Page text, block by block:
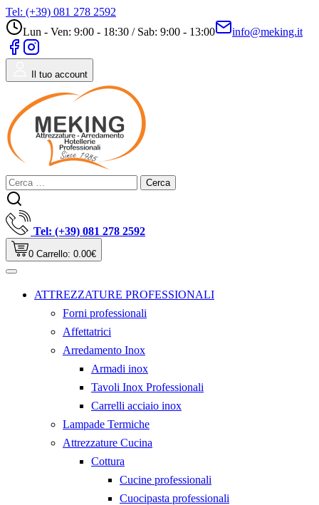
Skip
to
content
Tel: (+39) 081 278 2592
Lun - Ven: 9:00 - 18:30 / Sab: 9:00 - 13:00
info@meking.it
Il tuo account
Ricerca
per:
Tel: (+39) 081 278 2592
0 Carrello: 0.00€
ATTREZZATURE PROFESSIONALI
Forni professionali
Affettatrici
Arredamento Inox
Armadi inox
Tavoli Inox Professionali
Carrelli acciaio inox
Lampade Termiche
Attrezzature Cucina
Cottura
Cucine professionali
Cuocipasta professionali